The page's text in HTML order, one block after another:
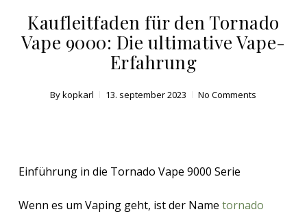
Kaufleitfaden für den Tornado
Vape 9000: Die ultimative Vape-
Erfahrung
Bykopkarl 13. september 2023 No Comments
Einführung in die Tornado Vape 9000 Serie
Wenn es um Vaping geht, ist der Name tornado